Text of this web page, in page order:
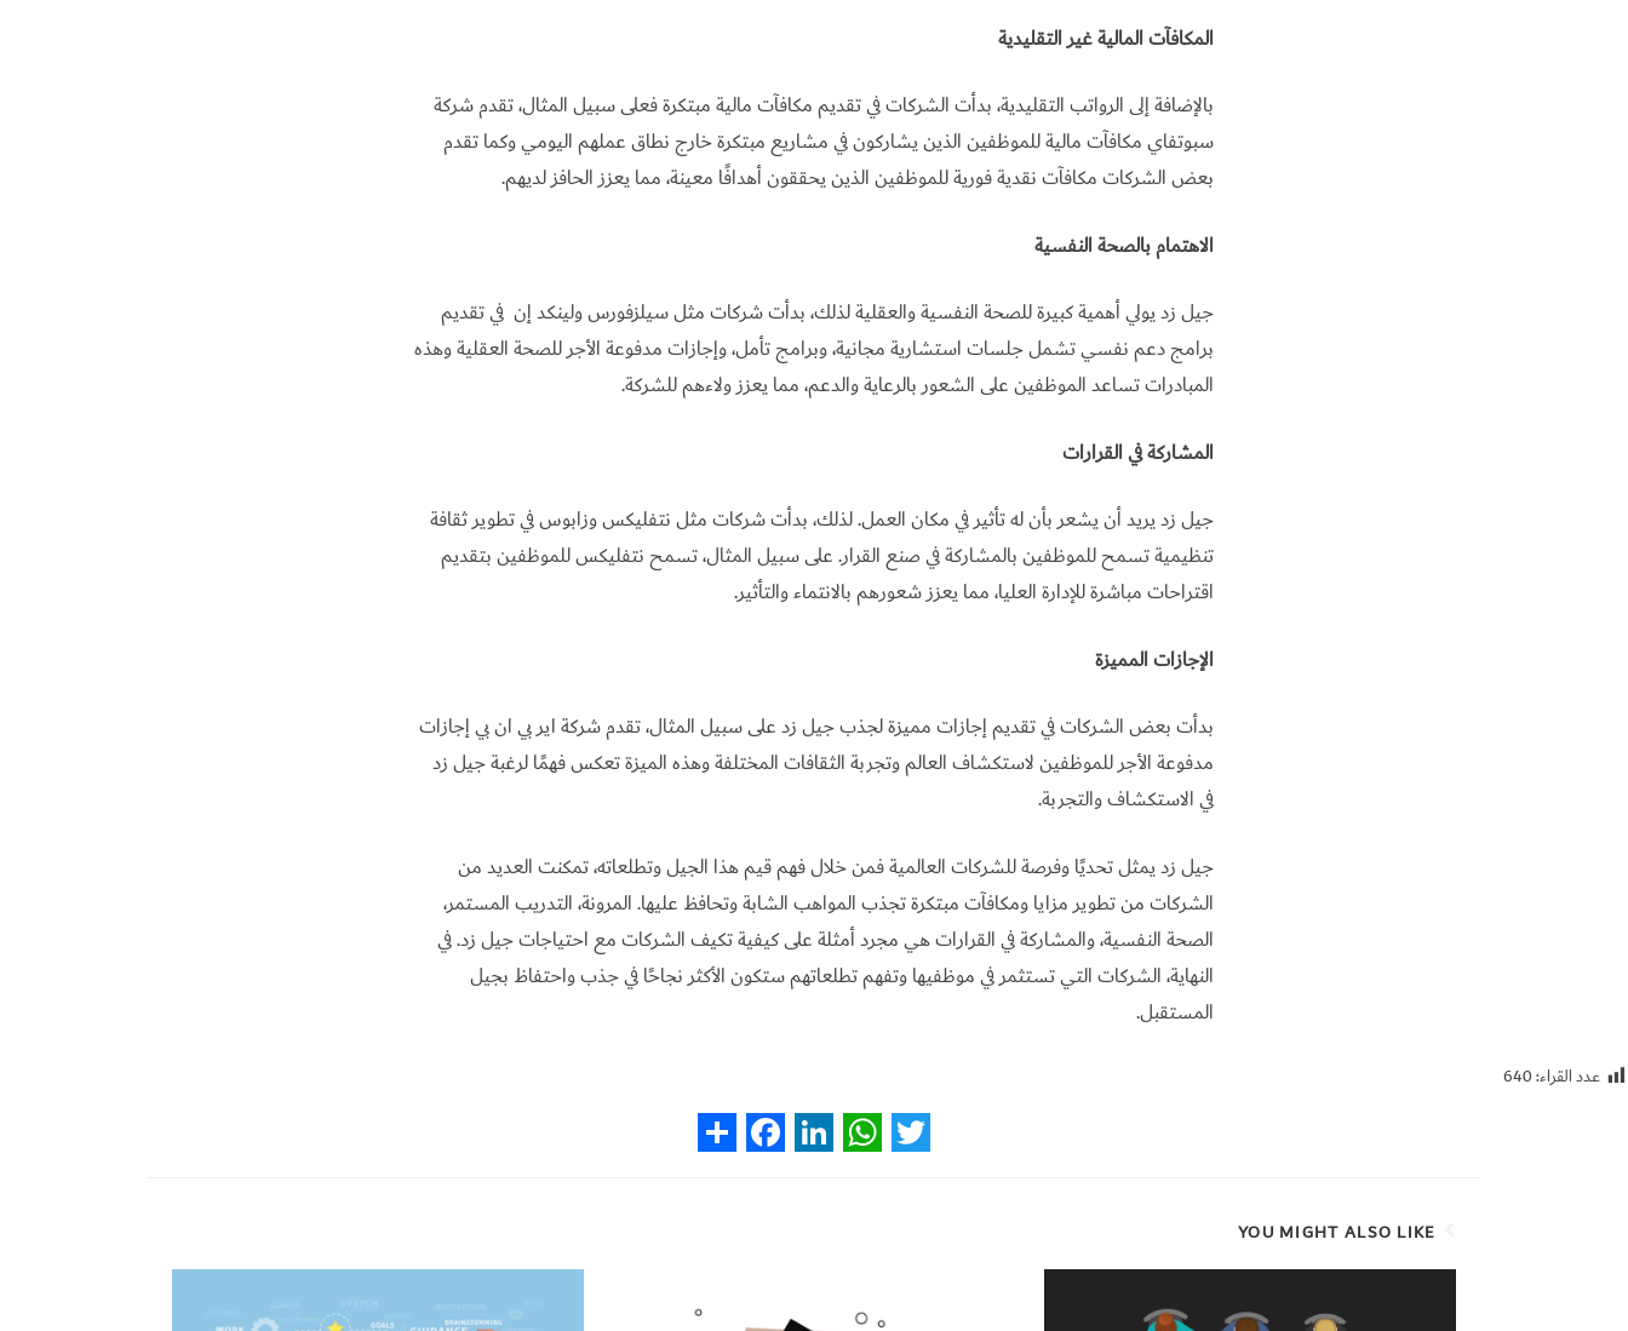
المكافآت المالية غير التقليدية
بالإضافة إلى الرواتب التقليدية، بدأت الشركات في تقديم مكافآت مالية مبتكرة فعلى سبيل المثال، تقدم شركة
سبوتفاي مكافآت مالية للموظفين الذين يشاركون في مشاريع مبتكرة خارج نطاق عملهم اليومي وكما تقدم
بعض الشركات مكافآت نقدية فورية للموظفين الذين يحققون أهدافًا معينة، مما يعزز الحافز لديهم.
الاهتمام بالصحة النفسية
جيل زد يولي أهمية كبيرة للصحة النفسية والعقلية لذلك، بدأت شركات مثل سيلزفورس ولينكد إن في تقديم
برامج دعم نفسي تشمل جلسات استشارية مجانية، وبرامج تأمل، وإجازات مدفوعة الأجر للصحة العقلية وهذه
المبادرات تساعد الموظفين على الشعور بالرعاية والدعم، مما يعزز ولاءهم للشركة.
المشاركة في القرارات
جيل زد يريد أن يشعر بأن له تأثير في مكان العمل. لذلك، بدأت شركات مثل نتفليكس وزابوس في تطوير ثقافة
تنظيمية تسمح للموظفين بالمشاركة في صنع القرار. على سبيل المثال، تسمح نتفليكس للموظفين بتقديم
اقتراحات مباشرة للإدارة العليا، مما يعزز شعورهم بالانتماء والتأثير.
الإجازات المميزة
بدأت بعض الشركات في تقديم إجازات مميزة لجذب جيل زد على سبيل المثال، تقدم شركة اير بي ان بي إجازات
مدفوعة الأجر للموظفين لاستكشاف العالم وتجربة الثقافات المختلفة وهذه الميزة تعكس فهمًا لرغبة جيل زد
في الاستكشاف والتجربة.
جيل زد يمثل تحديًا وفرصة للشركات العالمية فمن خلال فهم قيم هذا الجيل وتطلعاته، تمكنت العديد من
الشركات من تطوير مزايا ومكافآت مبتكرة تجذب المواهب الشابة وتحافظ عليها. المرونة، التدريب المستمر،
الصحة النفسية، والمشاركة في القرارات هي مجرد أمثلة على كيفية تكيف الشركات مع احتياجات جيل زد. في
النهاية، الشركات التي تستثمر في موظفيها وتفهم تطلعاتهم ستكون الأكثر نجاحًا في جذب واحتفاظ بجيل
المستقبل.
عدد القراء:640
T
W
L
F
S
YOU MIGHT ALSO LIKE